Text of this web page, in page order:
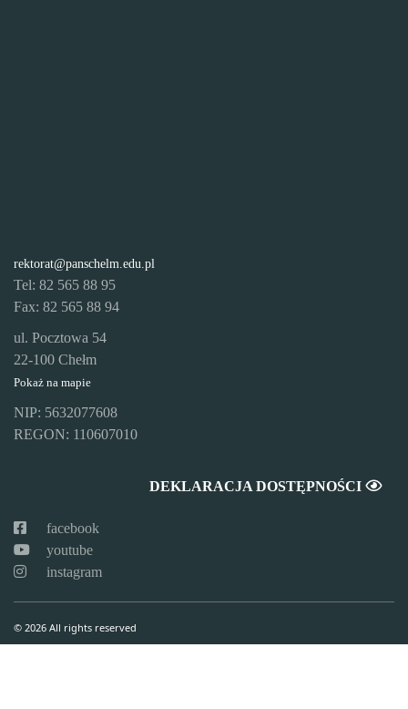
rektorat@panschelm.edu.pl
Tel: 82 565 88 95
Fax: 82 565 88 94
ul. Pocztowa 54
22-100 Chełm
Pokaż na mapie
NIP: 5632077608
REGON: 110607010
DEKLARACJA DOSTĘPNOŚCI
facebook
youtube
instagram
© 2026 All rights reserved